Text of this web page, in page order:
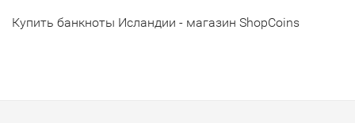
Купить банкноты Исландии - магазин ShopCoins